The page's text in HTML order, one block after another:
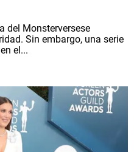
del Monsterversese
Sin embargo, una serie
el...